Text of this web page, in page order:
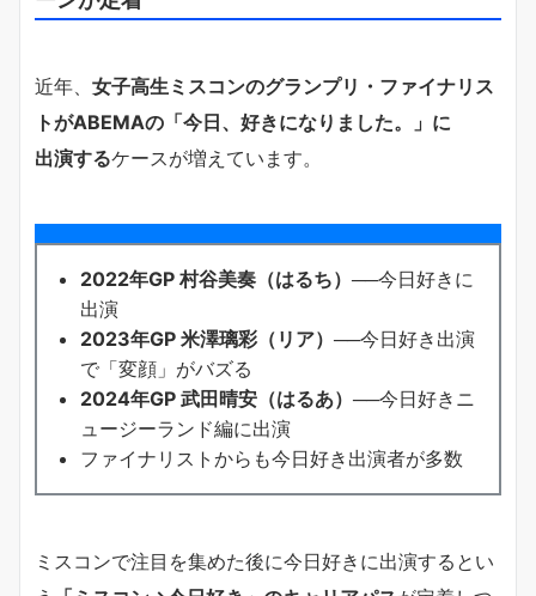
近年、 女子高生ミスコンのグランプリ・ファイナリス
トがABEMAの「今日、好きになりました。」に
出演するケースが増えています。
2022年GP 村谷美奏（はるち） ──今日好きに
出演
2023年GP 米澤璃彩（リア） ──今日好き出演
で「変顔」がバズる
2024年GP 武田晴安（はるあ） ──今日好きニ
ュージーランド編に出演
ファイナリストからも今日好き出演者が多数
ミスコンで注目を集めた後に今日好きに出演するとい